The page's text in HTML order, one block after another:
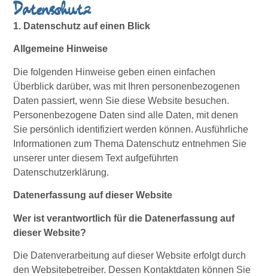
Datenschutz
1. Datenschutz auf einen Blick
Allgemeine Hinweise
Die folgenden Hinweise geben einen einfachen
Überblick darüber, was mit Ihren personenbezogenen
Daten passiert, wenn Sie diese Website besuchen.
Personenbezogene Daten sind alle Daten, mit denen
Sie persönlich identifiziert werden können. Ausführliche
Informationen zum Thema Datenschutz entnehmen Sie
unserer unter diesem Text aufgeführten
Datenschutzerklärung.
Datenerfassung auf dieser Website
Wer ist verantwortlich für die Datenerfassung auf
dieser Website?
Die Datenverarbeitung auf dieser Website erfolgt durch
den Websitebetreiber. Dessen Kontaktdaten können Sie